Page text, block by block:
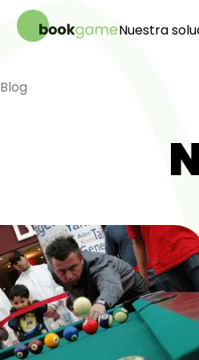
Nuestra
Sistema
Blog